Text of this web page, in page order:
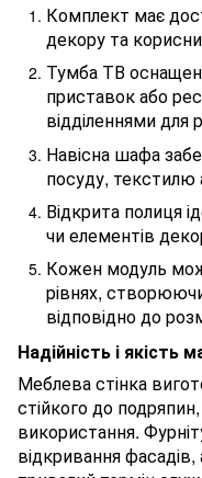
Комплект має
декору та
Тумба ТВ
приставок або
відділеннями для
Навісна шафа
посуду, текстилю
Відкрита полиця
чи елементів
Кожен модуль
рівнях,
відповідно до
Надійність і якість
Меблева стінка
стійкого до
використання.
відкривання